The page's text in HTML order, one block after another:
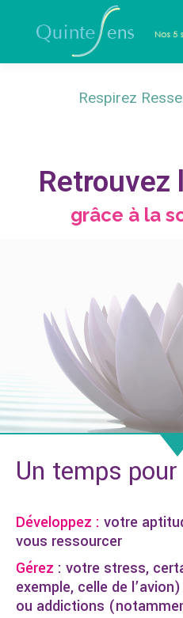
Respirez
Retrouvez
grâce à la
Un temps pour
Développez : votre
vous ressourcer
Gérez : votre stress,
exemple, celle de l’avion)
ou addictions